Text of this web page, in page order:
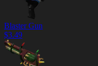
Blaster Gun
$3.49